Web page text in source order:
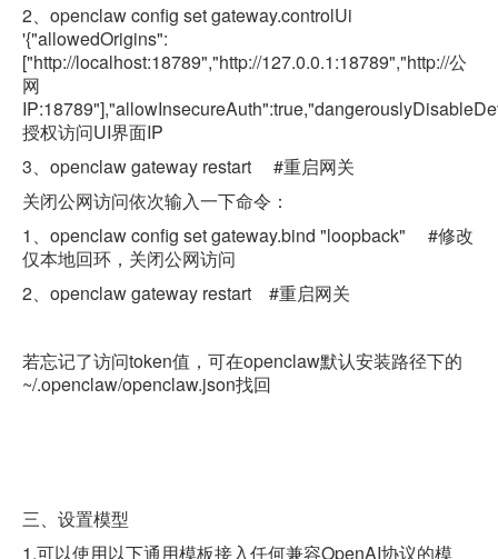
2、openclaw config set gateway.controlUi
'{"allowedOrigins":
["http://localhost:18789","http://127.0.0.1:18789","http://公
网
授权访问UI界面IP
3、openclaw gateway restart #重启网关
关闭公网访问依次输入一下命令：
1、openclaw config set gateway.bind "loopback" #修改
仅本地回环，关闭公网访问
2、openclaw gateway restart #重启网关
若忘记了访问token值，可在openclaw默认安装路径下的
~/.openclaw/openclaw.json找回
三、设置模型
1.可以使用以下通用模板接入任何兼容OpenAI协议的模